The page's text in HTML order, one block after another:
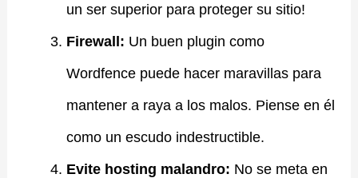
un ser superior para proteger su sitio!
Firewall: Un buen plugin como
Wordfence puede hacer maravillas para
mantener a raya a los malos. Piense en él
como un escudo indestructible.
Evite hosting malandro: No se meta en